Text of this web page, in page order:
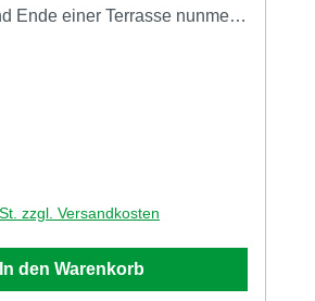
Ende einer Terrasse nunmehr
- einfacher geht nicht.Wie
sich Terrastart durch
aus: konstruktiver
Quell- und
zzgl. Versandkosten
In den Warenkorb